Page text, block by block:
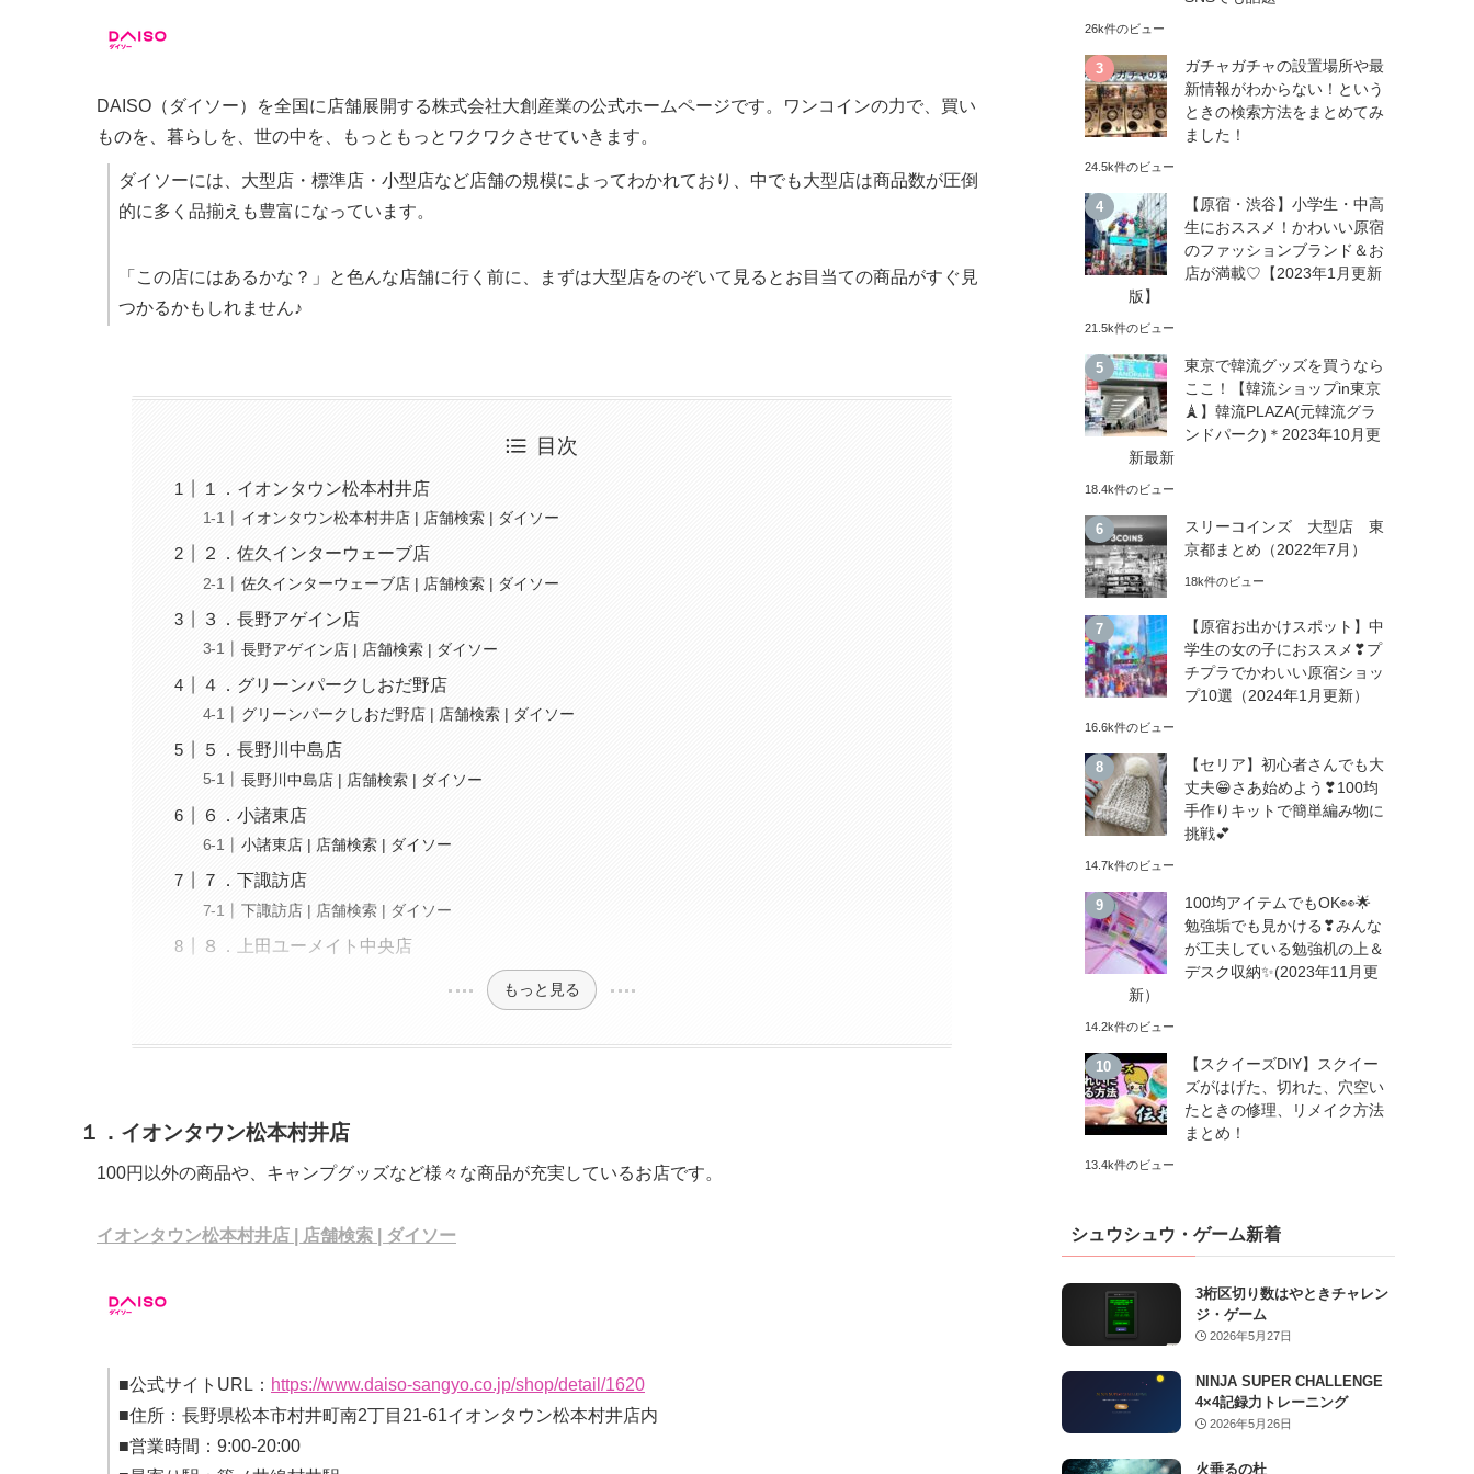
DAISO（ダイソー）を全国に店舗展開する株式会社大創産業の公式ホームページです。ワンコインの力で、買い
ものを、暮らしを、世の中を、もっともっとワクワクさせていきます。
ダイソーには、大型店・標準店・小型店など店舗の規模によってわかれており、中でも大型店は商品数が圧倒
的に多く品揃えも豊富になっています。
「この店にはあるかな？」と色んな店舗に行く前に、まずは大型店をのぞいて見るとお目当ての商品がすぐ見
つかるかもしれません♪
目次
１．イオンタウン松本村井店
イオンタウン松本村井店 | 店舗検索 | ダイソー
２．佐久インターウェーブ店
佐久インターウェーブ店 | 店舗検索 | ダイソー
３．長野アゲイン店
長野アゲイン店 | 店舗検索 | ダイソー
４．グリーンパークしおだ野店
グリーンパークしおだ野店 | 店舗検索 | ダイソー
５．長野川中島店
長野川中島店 | 店舗検索 | ダイソー
６．小諸東店
小諸東店 | 店舗検索 | ダイソー
７．下諏訪店
下諏訪店 | 店舗検索 | ダイソー
８．上田ユーメイト中央店
もっと見る
１．イオンタウン松本村井店
100円以外の商品や、キャンプグッズなど様々な商品が充実しているお店です。
イオンタウン松本村井店 | 店舗検索 | ダイソー
■公式サイトURL： https://www.daiso-sangyo.co.jp/shop/detail/1620
■住所：長野県松本市村井町南2丁目21-61イオンタウン松本村井店内
■営業時間：9:00-20:00
26k件のビュー
ガチャガチャの設置場所や最
新情報がわからない！という
ときの検索方法をまとめてみ
ました！
24.5k件のビュー
【原宿・渋谷】小学生・中高
生におススメ！かわいい原宿
のファッションブランド＆お
店が満載♡【2023年1月更新
版】
21.5k件のビュー
東京で韓流グッズを買うなら
ここ！【韓流ショップin東京
🗼】韓流PLAZA(元韓流グラ
ンドパーク)＊2023年10月更
新最新
18.4k件のビュー
スリーコインズ 大型店 東
京都まとめ（2022年7月）
18k件のビュー
【原宿お出かけスポット】中
学生の女の子におススメ❣プ
チプラでかわいい原宿ショッ
プ10選（2024年1月更新）
16.6k件のビュー
【セリア】初心者さんでも大
丈夫😁さあ始めよう❣100均
手作りキットで簡単編み物に
挑戦💕
14.7k件のビュー
100均アイテムでもOK👀🌟
勉強垢でも見かける❣みんな
が工夫している勉強机の上＆
デスク収納✨(2023年11月更
新）
14.2k件のビュー
【スクイーズDIY】スクイー
ズがはげた、切れた、穴空い
たときの修理、リメイク方法
まとめ！
13.4k件のビュー
シュウシュウ・ゲーム新着
3桁区切り数はやときチャレン
ジ・ゲーム
2026年5月27日
NINJA SUPER CHALLENGE
4×4記録力トレーニング
2026年5月26日
火垂るの杜